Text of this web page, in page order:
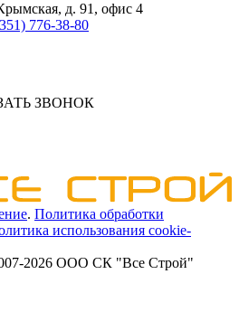
д. 91, офис 4
776-38-80
ЗВОНОК
. Политика обработки
использования cookie-
2026 ООО СК "Все Строй"